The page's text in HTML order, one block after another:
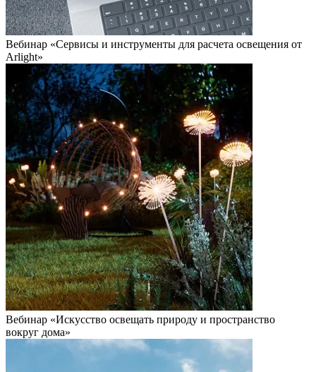
Вебинар «Сервисы и инструменты для расчета освещения от
Arlight»
Вебинар «Искусство освещать природу и пространство
вокруг дома»